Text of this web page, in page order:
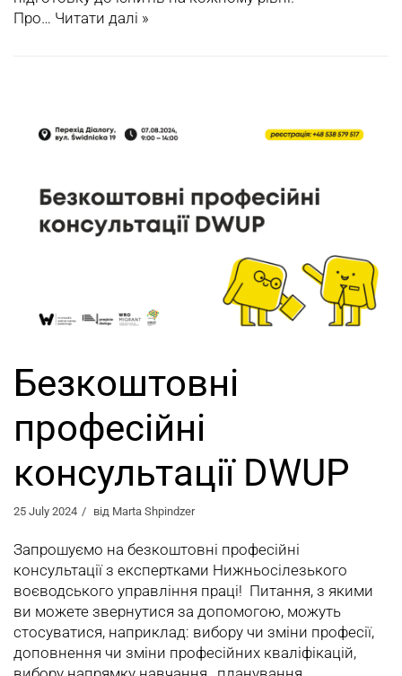
Про… Читати далі »
Безкоштовні
професійні
консультації DWUP
25 July 2024 від Marta Shpindzer
Запрошуємо на безкоштовні професійні
консультації з експертками Нижньосілезького
воєводського управління праці! Питання, з якими
ви можете звернутися за допомогою, можуть
стосуватися, наприклад: вибору чи зміни професії,
доповнення чи зміни професійних кваліфікацій,